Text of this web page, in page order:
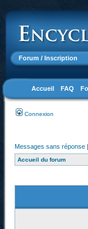
Forum / Inscription
Accueil FAQ
Connexion
Messages sans réponse |
Accueil du forum